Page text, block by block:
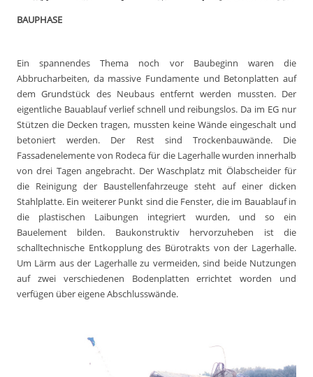
BAUPHASE
Ein spannendes Thema noch vor Baubeginn waren die
Abbrucharbeiten, da massive Fundamente und Betonplatten auf
dem Grundstück des Neubaus entfernt werden mussten. Der
eigentliche Bauablauf verlief schnell und reibungslos. Da im EG nur
Stützen die Decken tragen, mussten keine Wände eingeschalt und
betoniert werden. Der Rest sind Trockenbauwände. Die
Fassadenelemente von Rodeca für die Lagerhalle wurden innerhalb
von drei Tagen angebracht. Der Waschplatz mit Ölabscheider für
die Reinigung der Baustellenfahrzeuge steht auf einer dicken
Stahlplatte. Ein weiterer Punkt sind die Fenster, die im Bauablauf in
die plastischen Laibungen integriert wurden, und so ein
Bauelement bilden. Baukonstruktiv hervorzuheben ist die
schalltechnische Entkopplung des Bürotrakts von der Lagerhalle.
Um Lärm aus der Lagerhalle zu vermeiden, sind beide Nutzungen
auf zwei verschiedenen Bodenplatten errichtet worden und
verfügen über eigene Abschlusswände.